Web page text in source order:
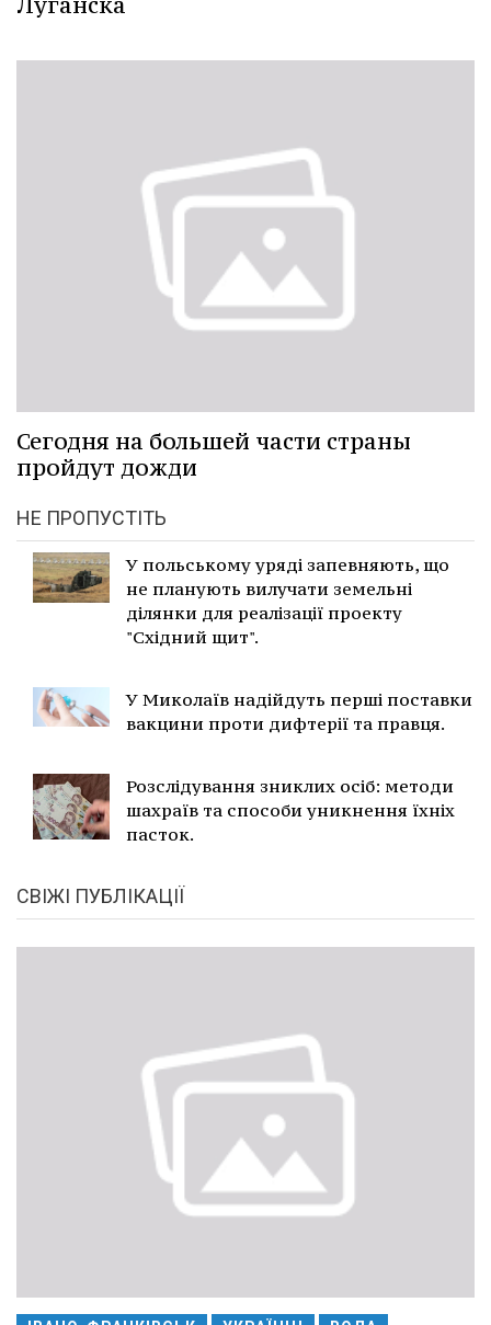
Сегодня на большей части страны
пройдут дожди
НЕ ПРОПУСТІТЬ
У польському уряді запевняють, що
не планують вилучати земельні
ділянки для реалізації проекту
"Східний щит".
У Миколаїв надійдуть перші поставки
вакцини проти дифтерії та правця.
Розслідування зниклих осіб: методи
шахраїв та способи уникнення їхніх
пасток.
СВІЖІ ПУБЛІКАЦІЇ